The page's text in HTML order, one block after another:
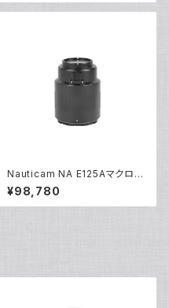
Nauticam NA E125Aマクロポ
ート [21743]
¥98,780